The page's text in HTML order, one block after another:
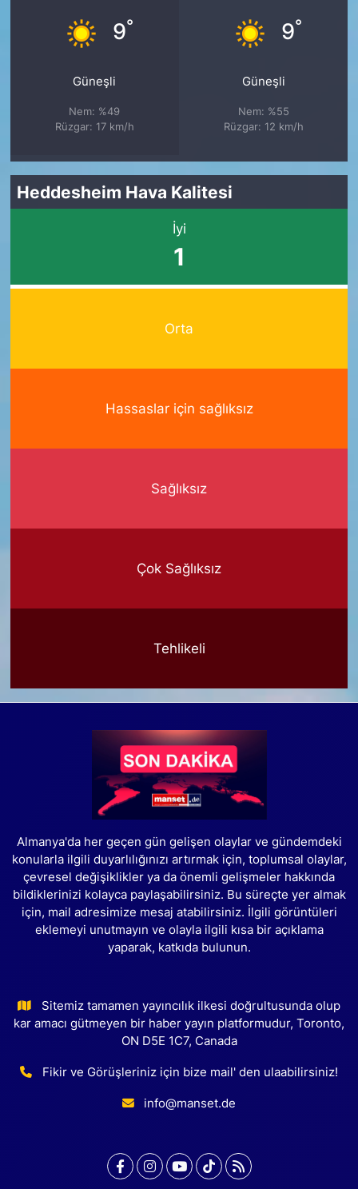
9°
Güneşli
Nem: %49
Rüzgar: 17 km/h
9°
Güneşli
Nem: %55
Rüzgar: 12 km/h
Heddesheim Hava Kalitesi
İyi
1
Orta
Hassaslar için sağlıksız
Sağlıksız
Çok Sağlıksız
Tehlikeli
Almanya'da her geçen gün gelişen olaylar ve gündemdeki
konularla ilgili duyarlılığınızı artırmak için, toplumsal olaylar,
çevresel değişiklikler ya da önemli gelişmeler hakkında
bildiklerinizi kolayca paylaşabilirsiniz. Bu süreçte yer almak
için, mail adresimize mesaj atabilirsiniz. İlgili görüntüleri
eklemeyi unutmayın ve olayla ilgili kısa bir açıklama
yaparak, katkıda bulunun.
Sitemiz tamamen yayıncılık ilkesi doğrultusunda olup
kar amacı gütmeyen bir haber yayın platformudur, Toronto,
ON D5E 1C7, Canada
Fikir ve Görüşleriniz için bize mail' den ulaabilirsiniz!
info@manset.de